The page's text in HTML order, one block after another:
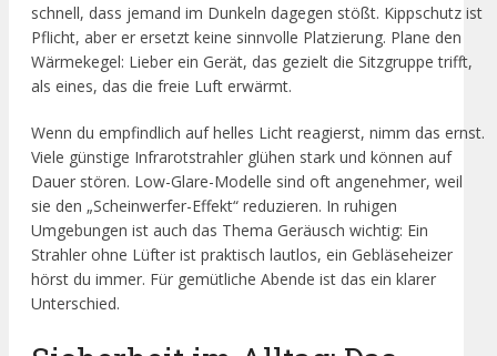
schnell, dass jemand im Dunkeln dagegen stößt. Kippschutz ist
Pflicht, aber er ersetzt keine sinnvolle Platzierung. Plane den
Wärmekegel: Lieber ein Gerät, das gezielt die Sitzgruppe trifft,
als eines, das die freie Luft erwärmt.
Wenn du empfindlich auf helles Licht reagierst, nimm das ernst.
Viele günstige Infrarotstrahler glühen stark und können auf
Dauer stören. Low-Glare-Modelle sind oft angenehmer, weil
sie den „Scheinwerfer-Effekt“ reduzieren. In ruhigen
Umgebungen ist auch das Thema Geräusch wichtig: Ein
Strahler ohne Lüfter ist praktisch lautlos, ein Gebläseheizer
hörst du immer. Für gemütliche Abende ist das ein klarer
Unterschied.